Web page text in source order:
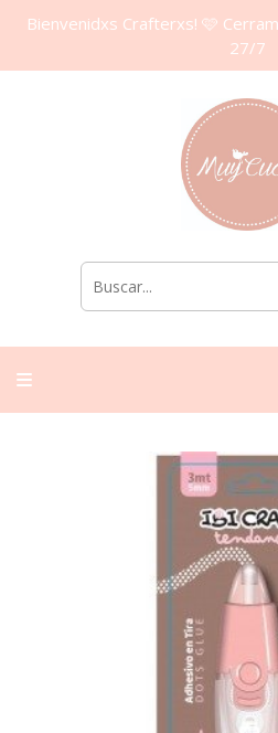
Bienvenidxs Crafterxs! 🩷
27/7